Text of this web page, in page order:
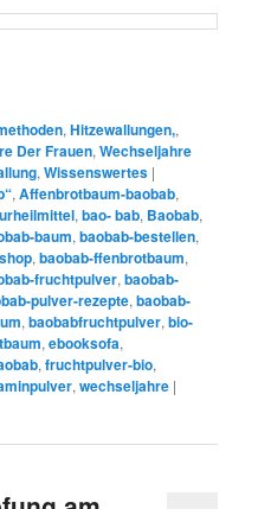
,Hitzewallungen,,
Der Frauen,Wechseljahre
,Wissenswertes |
,Affenbrotbaum-baobab,
,bao- bab, Baobab,
baum,baobab-bestellen,
,baobab-ffenbrotbaum,
fruchtpulver,baobab-
pulver-rezepte,baobab-
,baobabfruchtpulver,bio-
,ebooksofa,
,fruchtpulver-bio,
,wechseljahre |